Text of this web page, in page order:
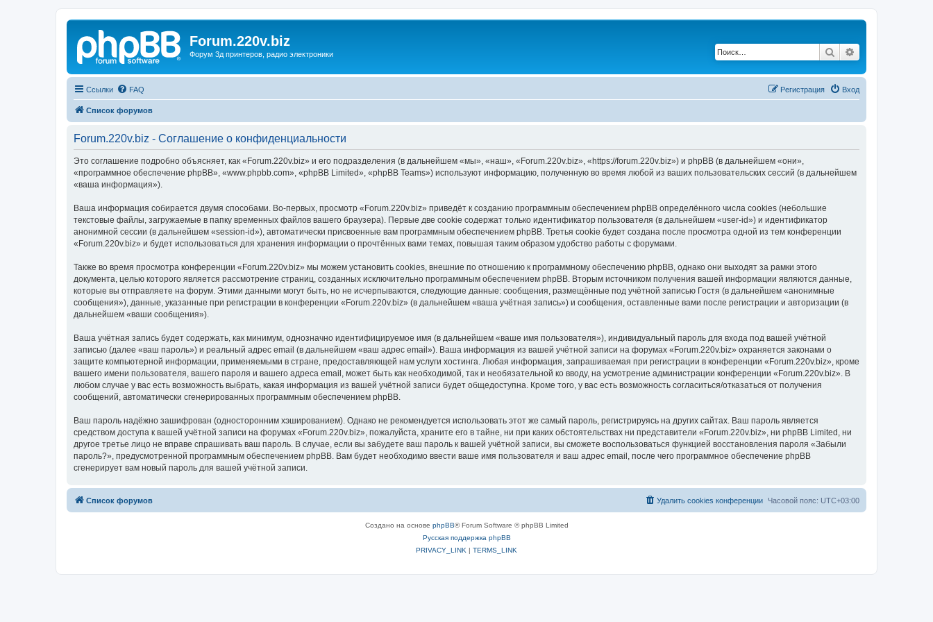
Forum.220v.biz
Форум 3д принтеров, радио электроники Поиск
Ссылки FAQ Вход
Регистрация
Список форумов
Forum.220v.biz - Соглашение о конфиденциальности
Это соглашение подробно объясняет, как «Forum.220v.biz» и его подразделения (в дальнейшем «мы», «наш», «Forum.220v.biz», «https://forum.220v.biz») и phpBB (в дальнейшем «они»,
«программное обеспечение phpBB», «www.phpbb.com», «phpBB Limited», «phpBB Teams») используют информацию, полученную во время любой из ваших пользовательских сессий (в дальнейшем
«ваша информация»).
Ваша информация собирается двумя способами. Во-первых, просмотр «Forum.220v.biz» приведёт к созданию программным обеспечением phpBB определённого числа cookies (небольшие
текстовые файлы, загружаемые в папку временных файлов вашего браузера). Первые две cookie содержат только идентификатор пользователя (в дальнейшем «user-id») и идентификатор
анонимной сессии (в дальнейшем «session-id»), автоматически присвоенные вам программным обеспечением phpBB. Третья cookie будет создана после просмотра одной из тем конференции
«Forum.220v.biz» и будет использоваться для хранения информации о прочтённых вами темах, повышая таким образом удобство работы с форумами.
Также во время просмотра конференции «Forum.220v.biz» мы можем установить cookies, внешние по отношению к программному обеспечению phpBB, однако они выходят за рамки этого
документа, целью которого является рассмотрение страниц, созданных исключительно программным обеспечением phpBB. Вторым источником получения вашей информации являются данные,
которые вы отправляете на форум. Этими данными могут быть, но не исчерпываются, следующие данные: сообщения, размещённые под учётной записью Гостя (в дальнейшем «анонимные
сообщения»), данные, указанные при регистрации в конференции «Forum.220v.biz» (в дальнейшем «ваша учётная запись») и сообщения, оставленные вами после регистрации и авторизации (в
дальнейшем «ваши сообщения»).
Ваша учётная запись будет содержать, как минимум, однозначно идентифицируемое имя (в дальнейшем «ваше имя пользователя»), индивидуальный пароль для входа под вашей учётной
записью (далее «ваш пароль») и реальный адрес email (в дальнейшем «ваш адрес email»). Ваша информация из вашей учётной записи на форумах «Forum.220v.biz» охраняется законами о
защите компьютерной информации, применяемыми в стране, предоставляющей нам услуги хостинга. Любая информация, запрашиваемая при регистрации в конференции «Forum.220v.biz», кроме
вашего имени пользователя, вашего пароля и вашего адреса email, может быть как необходимой, так и необязательной ко вводу, на усмотрение администрации конференции «Forum.220v.biz». В
любом случае у вас есть возможность выбрать, какая информация из вашей учётной записи будет общедоступна. Кроме того, у вас есть возможность согласиться/отказаться от получения
сообщений, автоматически сгенерированных программным обеспечением phpBB.
Ваш пароль надёжно зашифрован (односторонним хэшированием). Однако не рекомендуется использовать этот же самый пароль, регистрируясь на других сайтах. Ваш пароль является
средством доступа к вашей учётной записи на форумах «Forum.220v.biz», пожалуйста, храните его в тайне, ни при каких обстоятельствах ни представители «Forum.220v.biz», ни phpBB Limited, ни
другое третье лицо не вправе спрашивать ваш пароль. В случае, если вы забудете ваш пароль к вашей учётной записи, вы сможете воспользоваться функцией восстановления пароля «Забыли
пароль?», предусмотренной программным обеспечением phpBB. Вам будет необходимо ввести ваше имя пользователя и ваш адрес email, после чего программное обеспечение phpBB
сгенерирует вам новый пароль для вашей учётной записи.
Список форумов Часовой пояс: UTC+03:00
Удалить cookies конференции
Создано на основе phpBB® Forum Software © phpBB Limited
Русская поддержка phpBB
PRIVACY_LINK | TERMS_LINK